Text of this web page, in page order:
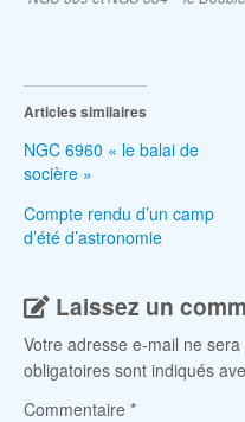
Articles similaires
NGC 6960 « le balai de
socière »
Compte rendu d’un camp
d’été d’astronomie
Laissez un
Votre adresse e-mail ne
obligatoires sont indiqués
Commentaire *